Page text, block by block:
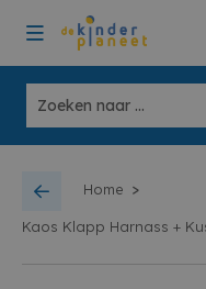
Home >
Kaos Klapp Harnass +